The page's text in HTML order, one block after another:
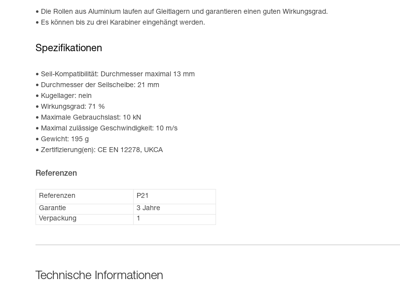
Die Rollen aus Aluminium laufen auf Gleitlagern und garantieren einen guten Wirkungsgrad.
Es können bis zu drei Karabiner eingehängt werden.
Spezifikationen
Seil-Kompatibilität: Durchmesser maximal 13 mm
Durchmesser der Seilscheibe: 21 mm
Kugellager: nein
Wirkungsgrad: 71 %
Maximale Gebrauchslast: 10 kN
Maximal zulässige Geschwindigkeit: 10 m/s
Gewicht: 195 g
Zertifizierung(en): CE EN 12278, UKCA
Referenzen
Referenzen
P21
Garantie
3 Jahre
Verpackung
1
Technische Informationen